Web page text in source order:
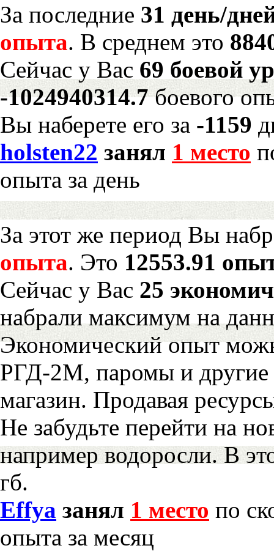
За последние 31 день/
опыта. В среднем это
Сейчас у Вас 69 боевой
-1024940314.7боевого
Вы наберете его за -1159
holsten22 занял 1 место
опыта за день
За этот же период Вы
опыта. Это 12553.91
Сейчас у Вас 25
набрали максимум на
Экономический опыт
РГД-2М, паромы и другие
магазин. Продавая
Не забудьте перейти на
например водоросли. В
гб.
Effya занял 1 место по
опыта за месяц